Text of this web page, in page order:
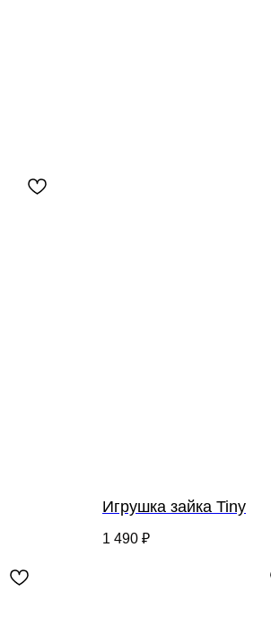
Игрушка зайка Tiny
1 490 ₽